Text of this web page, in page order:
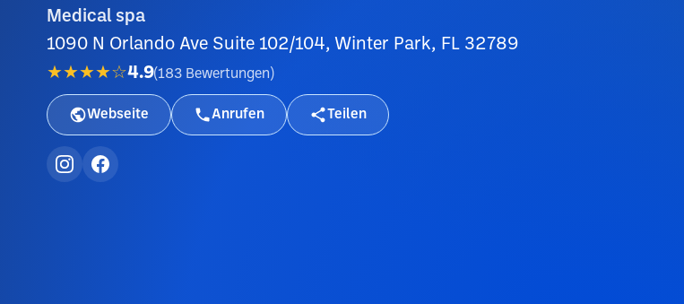
Medical spa
1090 N Orlando Ave Suite 102/104, Winter Park, FL 32789
★★★★☆4.9(183 Bewertungen )
Webseite Anrufen Teilen